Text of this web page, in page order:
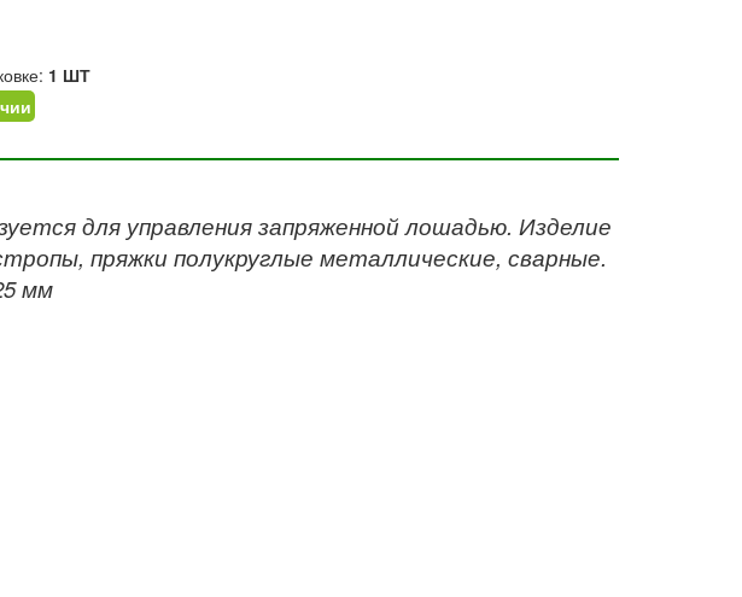
1 ШТ
для управления запряженной лошадью. Изделие
пряжки полукруглые металлические, сварные.
мм